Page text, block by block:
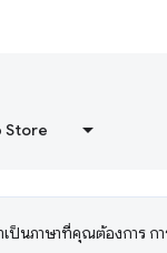
Store
เป็นภาษาที่คุณต้องการ ก